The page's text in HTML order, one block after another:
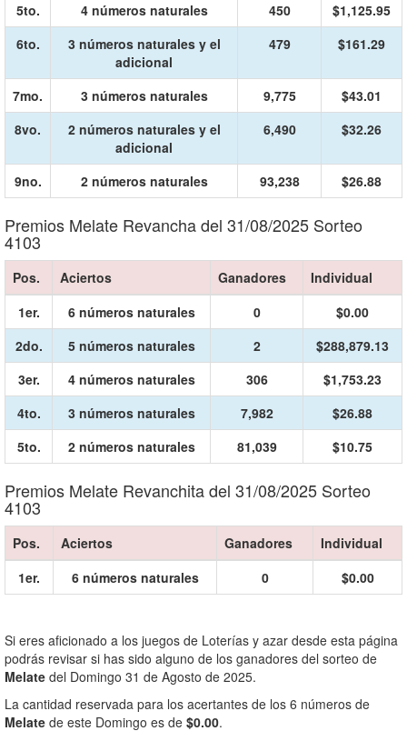
5to. 4 números naturales 450
$1,125.95
6to.
3 números naturales y el
adicional
479 $161.29
7mo. 3 números naturales 9,775
$43.01
8vo.
2 números naturales y el
adicional
6,490 $32.26
9no. 2 números naturales 93,238 $26.88
Premios Melate Revancha del 31/08/2025 Sorteo
4103
Pos. Aciertos Ganadores
Individual
1er.
6 números naturales 0
$0.00
2do.
5 números naturales 2
$288,879.13
3er.
4 números naturales 306
$1,753.23
4to.
3 números naturales 7,982
$26.88
5to.
2 números naturales 81,039 $10.75
Premios Melate Revanchita del 31/08/2025 Sorteo
4103
Pos. Aciertos Ganadores
Individual
1er.
6 números naturales 0 $0.00
Si eres aficionado a los juegos de Loterías y azar desde esta página
podrás revisar si has sido alguno de los ganadores del sorteo de
Melate del Domingo 31 de Agosto de 2025.
La cantidad reservada para los acertantes de los 6 números de
Melate de este Domingo es de $0.00.